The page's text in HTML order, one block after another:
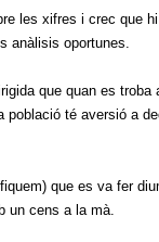
les xifres i crec que
anàlisis oportunes.
que quan es troba
té aversió a
que es va fer
un cens a la mà.